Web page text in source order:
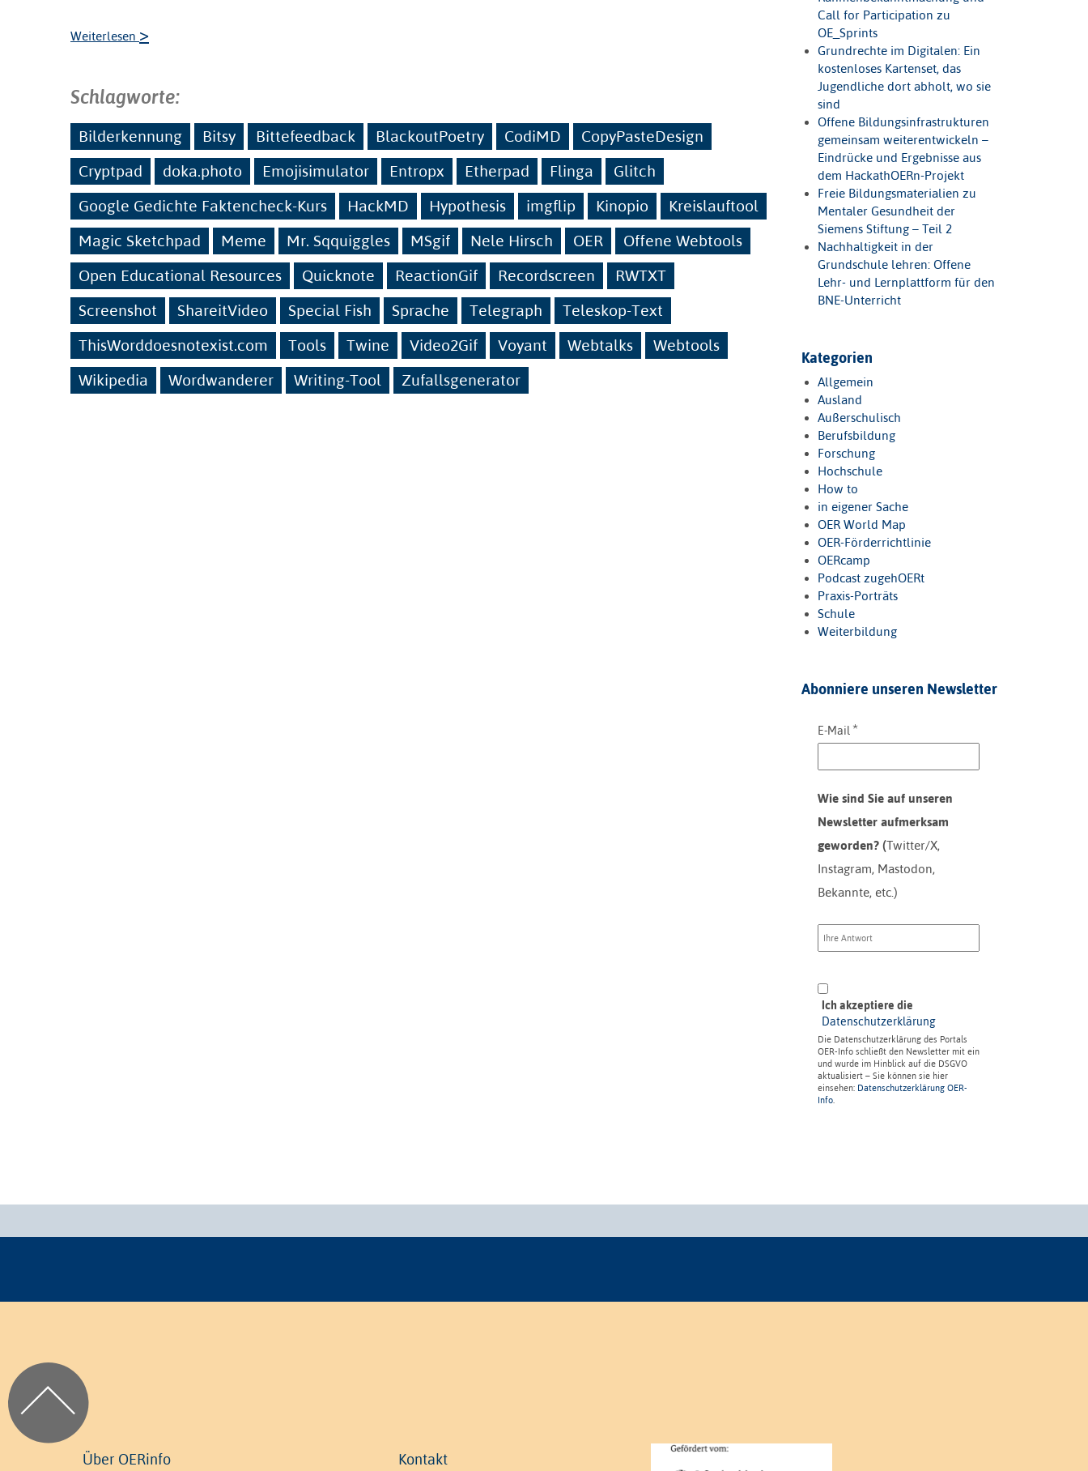
Weiterlesen >
Schlagworte:
Bilderkennung Bitsy Bittefeedback BlackoutPoetry CodiMD
CopyPasteDesign
Cryptpad
doka.photo Emojisimulator Entropx Etherpad Flinga
Glitch
Google Gedichte Faktencheck-Kurs
HackMD Hypothesis imgflip Kinopio
Kreislauftool
Magic Sketchpad
Meme Mr. Sqquiggles MSgif Nele Hirsch OER
Offene Webtools
Open Educational Resources
Quicknote ReactionGif Recordscreen
RWTXT
Screenshot
ShareitVideo Special Fish Sprache Telegraph
Teleskop-Text
ThisWorddoesnotexist.com
Tools Twine Video2Gif Voyant Webtalks
Webtools
Wikipedia
Wordwanderer Writing-Tool Zufallsgenerator
Call for Participation zu
OE_Sprints
Grundrechte im Digitalen: Ein
kostenloses Kartenset, das
Jugendliche dort abholt, wo sie
sind
Offene Bildungsinfrastrukturen
gemeinsam weiterentwickeln –
Eindrücke und Ergebnisse aus
dem HackathOERn-Projekt
Freie Bildungsmaterialien zu
Mentaler Gesundheit der
Siemens Stiftung – Teil 2
Nachhaltigkeit in der
Grundschule lehren: Offene
Lehr- und Lernplattform für den
BNE-Unterricht
Kategorien
Allgemein
Ausland
Außerschulisch
Berufsbildung
Forschung
Hochschule
How to
in eigener Sache
OER World Map
OER-Förderrichtlinie
OERcamp
Podcast zugehOERt
Praxis-Porträts
Schule
Weiterbildung
Abonniere unseren Newsletter
E-Mail *
Wie sind Sie auf unseren
Newsletter aufmerksam
geworden? (Twitter/X,
Instagram, Mastodon,
Bekannte, etc.)
Ich akzeptiere die
Datenschutzerklärung
Die Datenschutzerklärung des Portals
OER-Info schließt den Newsletter mit ein
und wurde im Hinblick auf die DSGVO
aktualisiert – Sie können sie hier
einsehen: Datenschutzerklärung OER-
Info.
Über OERinfo Kontakt